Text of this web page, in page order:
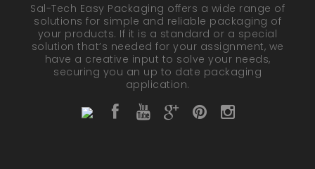
Sal-Tech Easy Packaging offers a wide range of
solutions for simple and reliable packaging of
your products. If it is a standard or a special
solution that’s needed for your assignment, we
have a creative input to solve your needs,
securing you an up to date packaging
application.